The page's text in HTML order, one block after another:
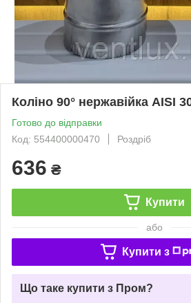
Коліно 90° нержавійка AISI
Готово до відправки
Код: 554400000470
Роздріб
636 ₴
Купити
або
Купити з
Що таке купити з Пром?